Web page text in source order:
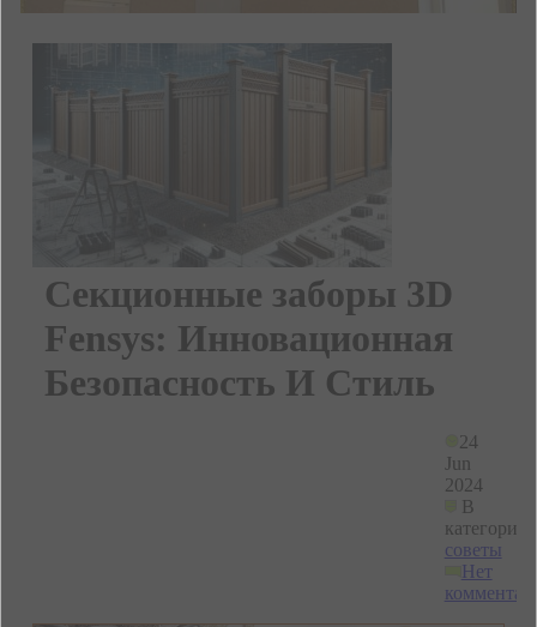
Секционные заборы 3D
Fensys: Инновационная
Безопасность И Стиль
24
Jun
2024
В
категории
советы
Нет